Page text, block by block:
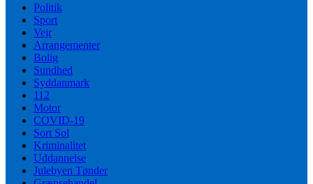
Politik
Sport
Vejr
Arrangementer
Bolig
Sundhed
Syddanmark
112
Motor
COVID-19
Sort Sol
Kriminalitet
Uddannelse
Julebyen Tønder